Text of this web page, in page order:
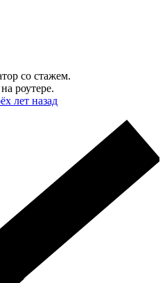
со стажем.
роутере.
лет назад